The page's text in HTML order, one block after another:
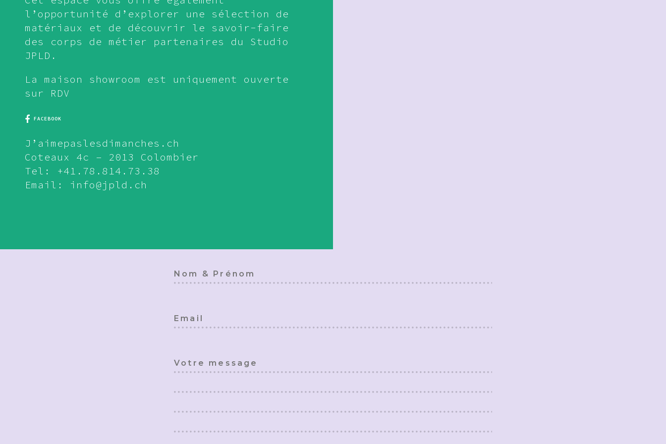
l’opportunité d’explorer une sélection de
matériaux et de découvrir le savoir-faire
des corps de métier partenaires du Studio
JPLD.
La maison showroom est uniquement ouverte
sur RDV
FACEBOOK
J’aimepaslesdimanches.ch
Coteaux 4c – 2013 Colombier
Tel: +41.78.814.73.38
Email: info@jpld.ch